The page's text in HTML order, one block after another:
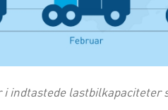
indtastede lastbilkapaciteter